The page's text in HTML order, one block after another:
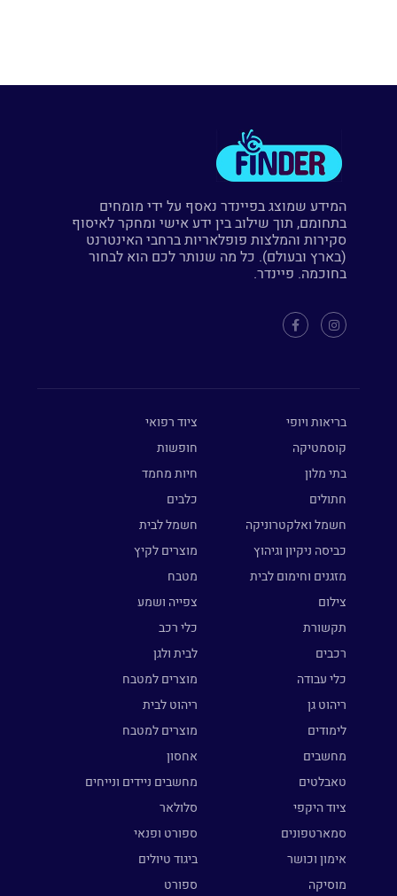
המידע שמוצג בפיינדר נאסף על ידי מומחים
בתחומם, תוך שילוב בין ידע אישי ומחקר לאיסוף
סקירות והמלצות פופלאריות ברחבי האינטרנט
(בארץ ובעולם). כל מה שנותר לכם הוא לבחור
בחוכמה. פיינדר.
בריאות ויופי
ציוד רפואי
קוסמטיקה
חופשות
בתי מלון
חיות מחמד
חתולים
כלבים
חשמל ואלקטרוניקה
חשמל לבית
כביסה ניקיון וגיהוץ
מוצרים לקיץ
מזגנים וחימום לבית
מטבח
צילום
צפייה ושמע
תקשורת
כלי רכב
רכבים
לבית ולגן
כלי עבודה
מוצרים למטבח
ריהוט גן
ריהוט לבית
לימודים
מוצרים למטבח
מחשבים
אחסון
טאבלטים
מחשבים ניידים ונייחים
ציוד היקפי
סלולאר
סמארטפונים
ספורט ופנאי
אימון וכושר
ביגוד טיולים
מוסיקה
ספורט